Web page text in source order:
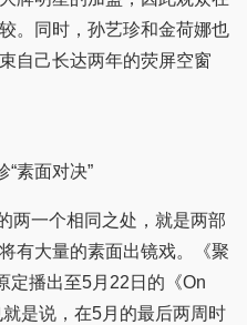
。同时，孙艺珍和金荷娜也
自己长达两年的荧屏空窗
“素面对决”
一个相同之处，就是两部
有大量的素面出镜戏。《聚
定播出至5月22日的《On
是说，在5月的最后两周时